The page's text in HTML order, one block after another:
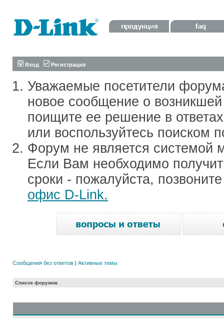
Вход Регистрация
Уважаемые посетители
новое сообщение о
поищите ее решение в
или воспользуйтесь поиском
Форум не является системой
Если Вам необходимо
сроки - пожалуйста,
офис D-Link.
Сообщения без ответов | Активные темы
Список форумов